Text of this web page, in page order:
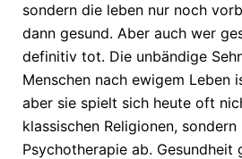
sondern die leben nur noch
dann gesund. Aber auch wer
definitiv tot. Die unbändige
Menschen nach ewigem Leben
aber sie spielt sich heute oft
klassischen Religionen,
Psychotherapie ab. Gesundheit